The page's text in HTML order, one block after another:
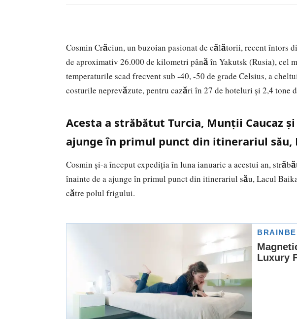
Cosmin Crăciun, un buzoian pasionat de călătorii, recent întors
de aproximativ 26.000 de kilometri până în Yakutsk (Rusia), cel
temperaturile scad frecvent sub -40, -50 de grade Celsius, a
costurile neprevăzute, pentru cazări în 27 de hoteluri şi 2,4 tone
Acesta a străbătut Turcia, Munţii Caucaz
ajunge în primul punct din itinerariul său,
Cosmin şi-a început expediţia în luna ianuarie a acestui an,
înainte de a ajunge în primul punct din itinerariul său, Lacul
către polul frigului.